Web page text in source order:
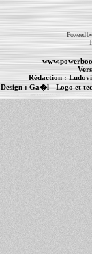
Powered
Rédaction :
Design : Ga�l- Logo et
Informations :